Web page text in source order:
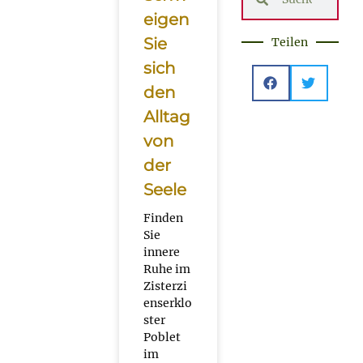
eigen
Sie
sich
den
Alltag
von
der
Seele
Finden
Sie
innere
Ruhe im
Zisterzi
enserklo
ster
Poblet
im
Teilen